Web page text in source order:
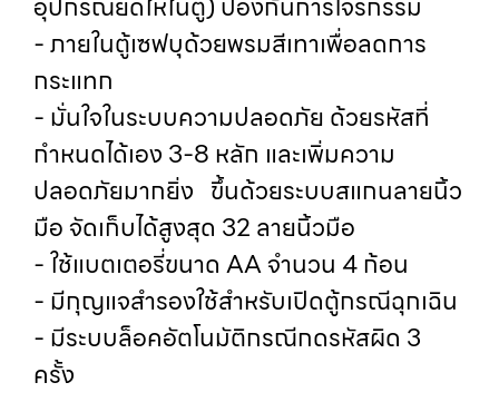
- ภายในตู้เซฟบุด้วยพรมสีเทาเพื่อลดการ
กระแทก
- มั่นใจในระบบความปลอดภัย ด้วยรหัสที่
กำหนดได้เอง 3-8 หลัก และเพิ่มความ
ปลอดภัยมากยิ่ง ขึ้นด้วยระบบสแกนลายนิ้ว
มือ จัดเก็บได้สูงสุด 32 ลายนิ้วมือ
- ใช้แบตเตอรี่ขนาด AA จำนวน 4 ก้อน
- มีกุญแจสำรองใช้สำหรับเปิดตู้กรณีฉุกเฉิน
- มีระบบล็อคอัตโนมัติกรณีกดรหัสผิด 3
ครั้ง